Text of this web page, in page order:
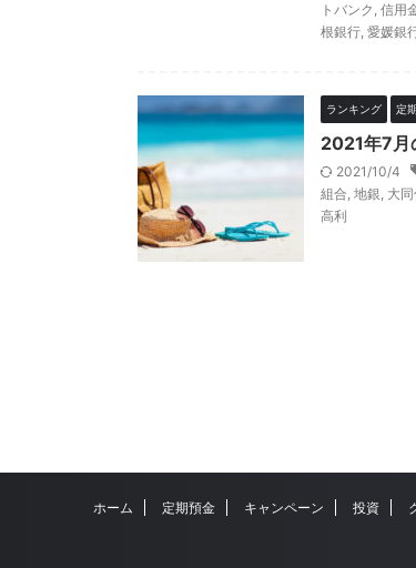
トバンク , 信用
根銀行, 愛媛銀
ランキング 定
2021年7月
2021/10/4
組合, 地銀, 大
高利
ホーム 定期預金 キャンペーン 投資